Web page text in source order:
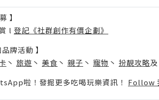
】
l 登記《社群創作有價企劃》
牌活動 】
丶 旅遊 丶 美食 丶 親子 丶 寵物 丶 扮靚攻略及
啦！發掘更多吃喝玩樂資訊！ Follow